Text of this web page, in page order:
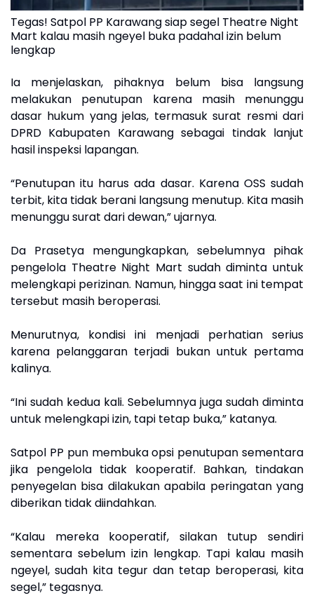
Tegas! Satpol PP Karawang siap segel Theatre Night
Mart kalau masih ngeyel buka padahal izin belum
lengkap
Ia menjelaskan, pihaknya belum bisa langsung
melakukan penutupan karena masih menunggu
dasar hukum yang jelas, termasuk surat resmi dari
DPRD Kabupaten Karawang sebagai tindak lanjut
hasil inspeksi lapangan.
“Penutupan itu harus ada dasar. Karena OSS sudah
terbit, kita tidak berani langsung menutup. Kita masih
menunggu surat dari dewan,” ujarnya.
Da Prasetya mengungkapkan, sebelumnya pihak
pengelola Theatre Night Mart sudah diminta untuk
melengkapi perizinan. Namun, hingga saat ini tempat
tersebut masih beroperasi.
Menurutnya, kondisi ini menjadi perhatian serius
karena pelanggaran terjadi bukan untuk pertama
kalinya.
“Ini sudah kedua kali. Sebelumnya juga sudah diminta
untuk melengkapi izin, tapi tetap buka,” katanya.
Satpol PP pun membuka opsi penutupan sementara
jika pengelola tidak kooperatif. Bahkan, tindakan
penyegelan bisa dilakukan apabila peringatan yang
diberikan tidak diindahkan.
“Kalau mereka kooperatif, silakan tutup sendiri
sementara sebelum izin lengkap. Tapi kalau masih
ngeyel, sudah kita tegur dan tetap beroperasi, kita
segel,” tegasnya.